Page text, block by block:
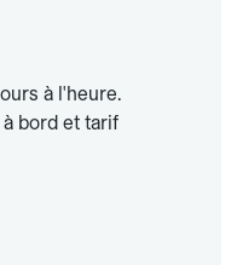
à l'heure.
bord et tarif